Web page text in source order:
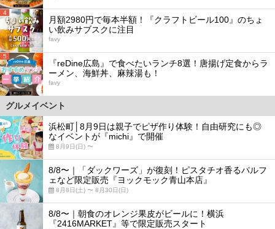
4
月額2980円で毎本半額！『クラフトビール100』のちょ
い飲みサブスクに注目
favy
5
『reDine広島』で食べたいランチ8選！唐揚げ定食からラ
ーメン、海鮮丼、麻辣湯も！
favy
グルメイベント
浜松町│8月9日は親子でピザ作り体験！自由研究にも◎
なイベントが『michi』で開催
8月9日(日) 〜
8/8〜｜「ダックワーズ」が復刻！ピスタチオ香るパルフ
ェなど限定販売『ヨックモック青山本店』
8月8日(土) 〜 8月30日(日)
8/8〜｜朝食のオレンジ果皮がビールに！横浜
『2416MARKET』等で限定販売スタート